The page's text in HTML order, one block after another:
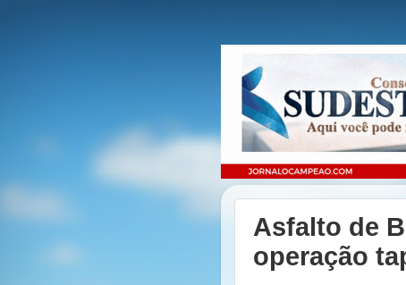
Asfalto de
operação